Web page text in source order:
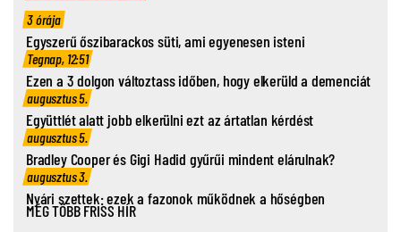
3 órája
Egyszerű őszibarackos süti, ami egyenesen isteni
Tegnap, 12:51
Ezen a 3 dolgon változtass időben, hogy elkerüld a demenciát
augusztus 5.
Együttlét alatt jobb elkerülni ezt az ártatlan kérdést
augusztus 5.
Bradley Cooper és Gigi Hadid gyűrűi mindent elárulnak?
augusztus 3.
Nyári szettek: ezek a fazonok működnek a hőségben
MÉG TÖBB FRISS HÍR